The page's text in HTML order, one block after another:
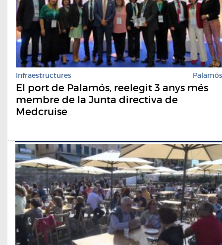
Infraestructures Palamós
El port de Palamós, reelegit 3 anys més
membre de la Junta directiva de
Medcruise